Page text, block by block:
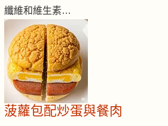
纖維和維生素…
菠蘿包配炒蛋與餐肉